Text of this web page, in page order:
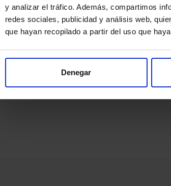
y analizar el tráfico. Además, compartimos
redes sociales, publicidad y análisis web,
que hayan recopilado a partir del uso que
Denegar